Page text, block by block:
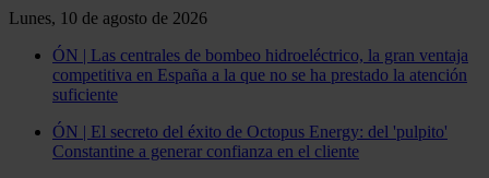
Lunes, 10 de agosto de 2026
ÓN | Las centrales de bombeo hidroeléctrico, la gran ventaja
competitiva en España a la que no se ha prestado la atención
suficiente
ÓN | El secreto del éxito de Octopus Energy: del 'pulpito'
Constantine a generar confianza en el cliente